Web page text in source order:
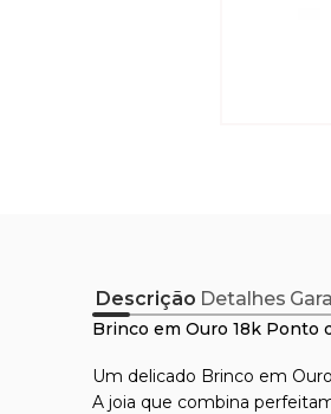
Descrição Detalhes
Brinco em Ouro 18k Ponto
Um delicado Brinco em
A joia que combina